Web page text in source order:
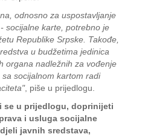
odnosno za uspostavljanje
socijalne karte, potrebno je
Republike Srpske. Takođe,
u budžetima jedinica
organa nadležnih za vođenje
socijalnom kartom radi
, piše u prijedlogu.
se u prijedlogu, doprinijeti
i usluga socijalne
javnih sredstava,